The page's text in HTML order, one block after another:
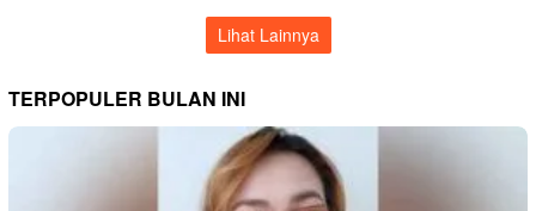
Lihat Lainnya
TERPOPULER BULAN INI